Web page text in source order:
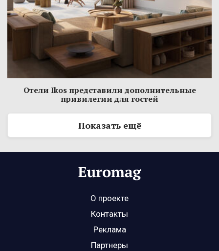
Отели Ikos представили дополнительные
привилегии для гостей
Показать ещё
О проекте
Контакты
Реклама
Партнеры